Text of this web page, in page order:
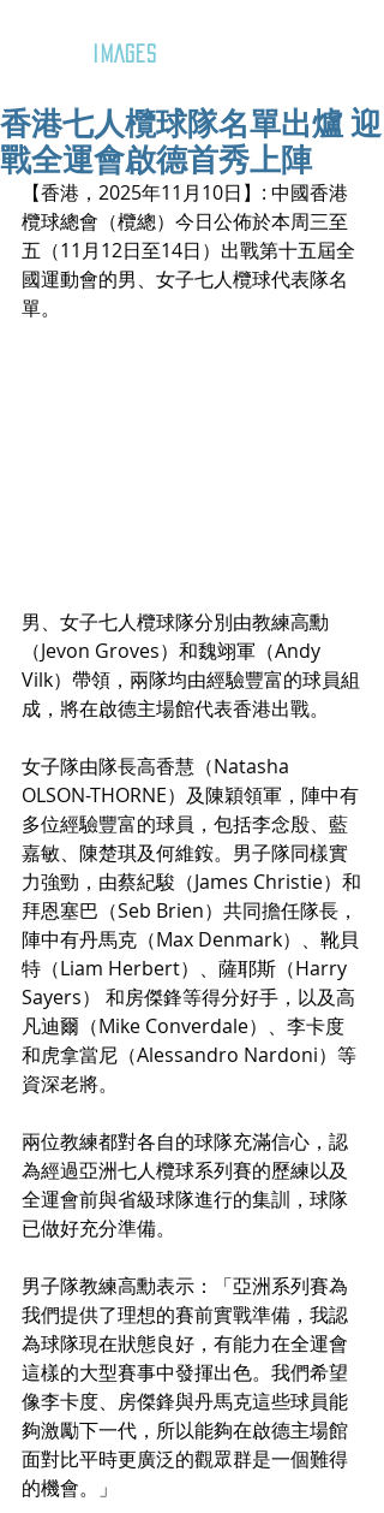
IMAGES
香港七人欖球隊名單出爐 迎
戰全運會啟德首秀上陣
【香港，2025年11月10日】: 中國香港
欖球總會（欖總）今日公佈於本周三至
五（11月12日至14日）出戰第十五屆全
國運動會的男、女子七人欖球代表隊名
單。
男、女子七人欖球隊分別由教練高勳
（Jevon Groves）和魏翊軍（Andy
Vilk）帶領，兩隊均由經驗豐富的球員組
成，將在啟德主場館代表香港出戰。
女子隊由隊長高香慧（Natasha
OLSON-THORNE）及陳穎領軍，陣中有
多位經驗豐富的球員，包括李念殷、藍
嘉敏、陳楚琪及何維銨。男子隊同樣實
力強勁，由蔡紀駿（James Christie）和
拜恩塞巴（Seb Brien）共同擔任隊長，
陣中有丹馬克（Max Denmark）、靴貝
特（Liam Herbert）、薩耶斯（Harry
Sayers） 和房傑鋒等得分好手，以及高
凡迪爾（Mike Converdale）、李卡度
和虎拿當尼（Alessandro Nardoni）等
資深老將。
兩位教練都對各自的球隊充滿信心，認
為經過亞洲七人欖球系列賽的歷練以及
全運會前與省級球隊進行的集訓，球隊
已做好充分準備。
男子隊教練高勳表示：「亞洲系列賽為
我們提供了理想的賽前實戰準備，我認
為球隊現在狀態良好，有能力在全運會
這樣的大型賽事中發揮出色。我們希望
像李卡度、房傑鋒與丹馬克這些球員能
夠激勵下一代，所以能夠在啟德主場館
面對比平時更廣泛的觀眾群是一個難得
的機會。」